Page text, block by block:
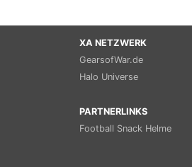
XA NETZWERK
GearsofWar.de
Halo Universe
PARTNERLINKS
Football Snack Helme